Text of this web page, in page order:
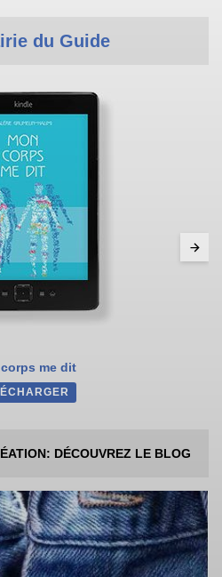
du Guide
me dit
DÉCOUVREZ LE BLOG